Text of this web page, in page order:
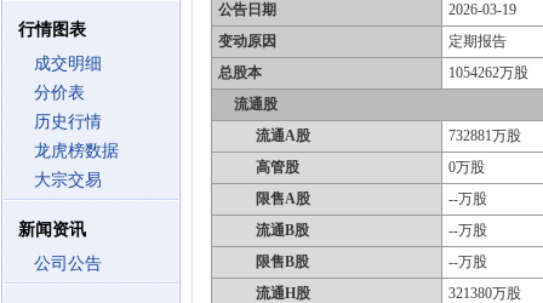
行情图表
成交明细
分价表
历史行情
龙虎榜数据
大宗交易
新闻资讯
公司公告
公告日期
2026-03-19
变动原因
定期报告
总股本
1054262万股
流通股
流通A股
732881万股
高管股
0万股
限售A股
--万股
流通B股
--万股
限售B股
--万股
流通H股
321380万股